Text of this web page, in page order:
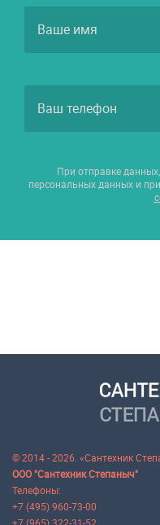
При отправке
персональных данных и
© 2014 - 2026. «Сантехник
ООО "Сантехник Степаныч"
Телефоны:
+7 (495) 960-73-00